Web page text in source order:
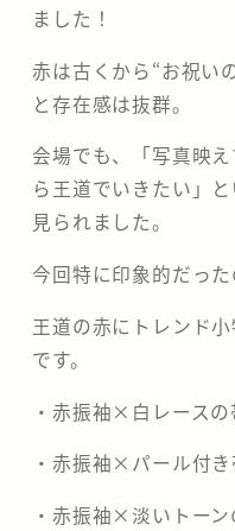
ました！
赤は古くから“お祝い
と存在感は抜群。
会場でも、「写真映
ら王道でいきたい」
見られました。
今回特に印象的だった
王道の赤にトレンド
です。
・赤振袖×白レース
・赤振袖×パール付
・赤振袖×淡いトーン